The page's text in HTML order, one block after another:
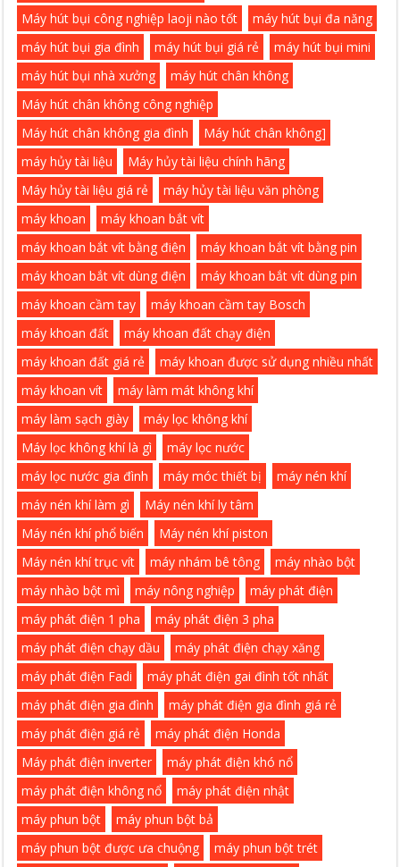
Máy hút bụi công nghiệp laoji nào tốt
máy hút bụi đa năng
máy hút bụi gia đình
máy hút bụi giá rẻ
máy hút bụi mini
máy hút bụi nhà xưởng
máy hút chân không
Máy hút chân không công nghiệp
Máy hút chân không gia đình
Máy hút chân không]
máy hủy tài liệu
Máy hủy tài liệu chính hãng
Máy hủy tài liệu giá rẻ
máy hủy tài liệu văn phòng
máy khoan
máy khoan bắt vít
máy khoan bắt vít bằng điện
máy khoan bắt vít bằng pin
máy khoan bắt vít dùng điện
máy khoan bắt vít dùng pin
máy khoan cầm tay
máy khoan cầm tay Bosch
máy khoan đất
máy khoan đất chạy điện
máy khoan đất giá rẻ
máy khoan được sử dụng nhiều nhất
máy khoan vít
máy làm mát không khí
máy làm sạch giày
máy lọc không khí
Máy lọc không khí là gì
máy lọc nước
máy lọc nước gia đình
máy móc thiết bị
máy nén khí
máy nén khí làm gì
Máy nén khí ly tâm
Máy nén khí phổ biến
Máy nén khí piston
Máy nén khí trục vít
máy nhám bê tông
máy nhào bột
máy nhào bột mì
máy nông nghiệp
máy phát điện
máy phát điện 1 pha
máy phát điện 3 pha
máy phát điện chạy dầu
máy phát điện chạy xăng
máy phát điện Fadi
máy phát điện gai đình tốt nhất
máy phát điện gia đình
máy phát điện gia đình giá rẻ
máy phát điện giá rẻ
máy phát điện Honda
Máy phát điện inverter
máy phát điện khó nổ
máy phát điện không nổ
máy phát điện nhật
máy phun bột
máy phun bột bả
máy phun bột được ưa chuộng
máy phun bột trét